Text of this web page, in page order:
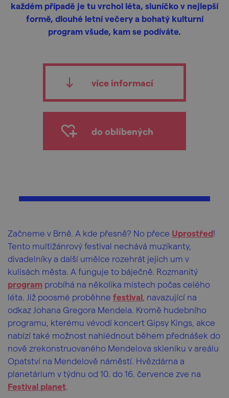
každém případě je tu vrchol léta, sluníčko v nejlepší
formě, dlouhé letní večery a bohatý kulturní
program všude, kam se podíváte.
více informací
do oblíbených
Začneme v Brně. A kde přesně? No přece Uprostřed!
Tento multižánrový festival nechává muzikanty,
divadelníky a další umělce rozehrát jejich um v
kulisách města. A funguje to báječně. Rozmanitý
program probíhá na několika místech počas celého
léta. Již poosmé proběhne festival , navazující na
odkaz Johana Gregora Mendela. Kromě hudebního
programu, kterému vévodí koncert Gipsy Kings, akce
nabízí také možnost nahlédnout během přednášek do
nově zrekonstruovaného Mendelova skleníku v areálu
Opatství na Mendelově náměstí. Hvězdárna a
planetárium v týdnu od 10. do 16. července zve na
Festival planet.